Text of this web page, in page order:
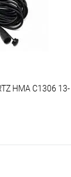
HMA C1306 13-